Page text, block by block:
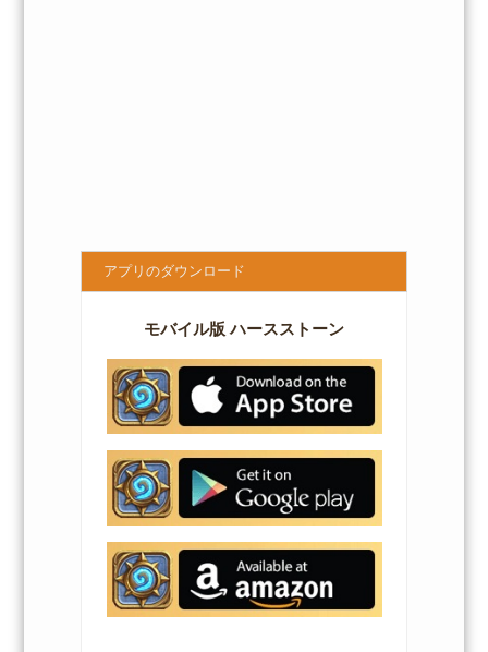
アプリのダウンロード
モバイル版 ハースストーン